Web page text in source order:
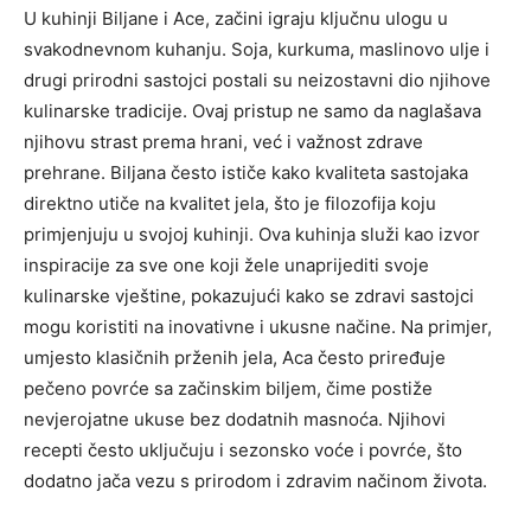
U kuhinji Biljane i Ace, začini igraju ključnu ulogu u
svakodnevnom kuhanju. Soja, kurkuma, maslinovo ulje i
drugi prirodni sastojci postali su neizostavni dio njihove
kulinarske tradicije. Ovaj pristup ne samo da naglašava
njihovu strast prema hrani, već i važnost zdrave
prehrane. Biljana često ističe kako kvaliteta sastojaka
direktno utiče na kvalitet jela, što je filozofija koju
primjenjuju u svojoj kuhinji. Ova kuhinja služi kao izvor
inspiracije za sve one koji žele unaprijediti svoje
kulinarske vještine, pokazujući kako se zdravi sastojci
mogu koristiti na inovativne i ukusne načine. Na primjer,
umjesto klasičnih prženih jela, Aca često priređuje
pečeno povrće sa začinskim biljem, čime postiže
nevjerojatne ukuse bez dodatnih masnoća. Njihovi
recepti često uključuju i sezonsko voće i povrće, što
dodatno jača vezu s prirodom i zdravim načinom života.